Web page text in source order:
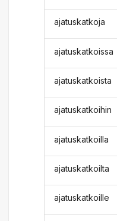
ajatuskatkoja
ajatuskatkoissa
ajatuskatkoista
ajatuskatkoihin
ajatuskatkoilla
ajatuskatkoilta
ajatuskatkoille